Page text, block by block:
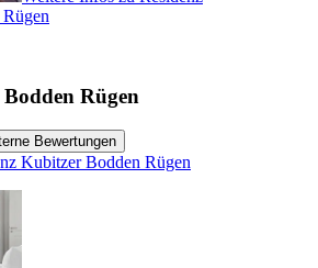
Rügen
Bewertungen
Kubitzer Bodden Rügen